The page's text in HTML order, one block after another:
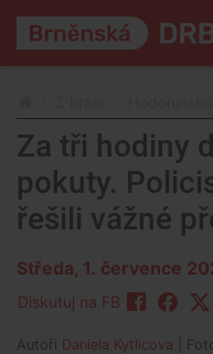
Za tři hodiny
pokuty.
řešili vážné
Středa, 1. července
Diskutuj na FB
Autoři Daniela Kytlicova |